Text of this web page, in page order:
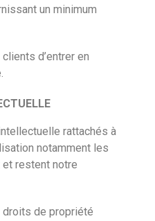
un minimum
d’entrer en
rattachés à
notamment les
restent notre
de propriété